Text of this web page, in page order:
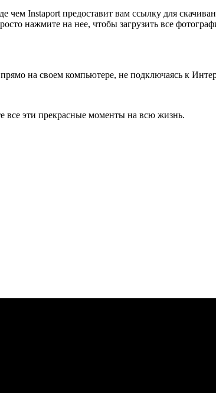
Instaport предоставит вам ссылку для
нажмите на нее, чтобы загрузить все
на своем компьютере, не подключаясь к
все эти прекрасные моменты на всю жизнь.